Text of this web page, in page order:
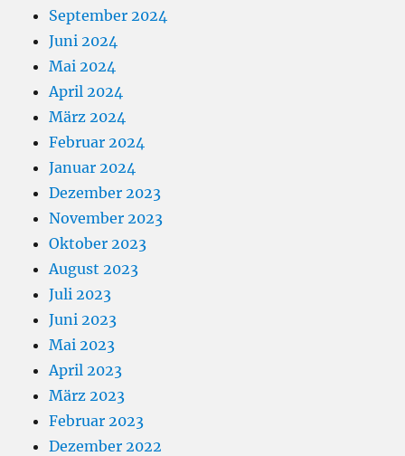
September 2024
Juni 2024
Mai 2024
April 2024
März 2024
Februar 2024
Januar 2024
Dezember 2023
November 2023
Oktober 2023
August 2023
Juli 2023
Juni 2023
Mai 2023
April 2023
März 2023
Februar 2023
Dezember 2022